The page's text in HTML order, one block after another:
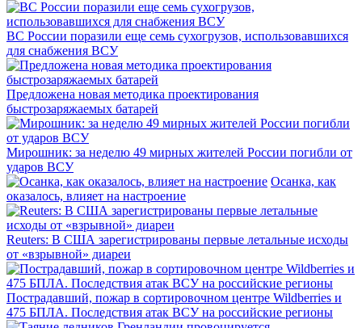
ВС России поразили еще семь сухогрузов, использовавшихся
для снабжения ВСУ
Предложена новая методика проектирования
быстрозаряжаемых батарей
Мирошник: за неделю 49 мирных жителей России погибли от
ударов ВСУ
Осанка, как
оказалось, влияет на настроение
Reuters: В США зарегистрированы первые летальные исходы
от «взрывной» диареи
Пострадавший, пожар в сортировочном центре Wildberries и
475 БПЛА. Последствия атак ВСУ на российские регионы